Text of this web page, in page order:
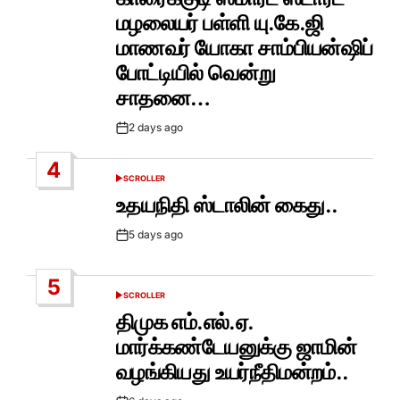
மழலையர் பள்ளி யு.கே.ஜி
மாணவர் யோகா சாம்பியன்ஷிப்
போட்டியில் வென்று
சாதனை…
Post2 days ago
4
POSTED
SCROLLER
உதயநிதி ஸ்டாலின் கைது..
Post5 days ago
5
POSTED
SCROLLER
திமுக எம்.எல்.ஏ.
மார்க்கண்டேயனுக்கு ஜாமின்
வழங்கியது உயர்நீதிமன்றம்..